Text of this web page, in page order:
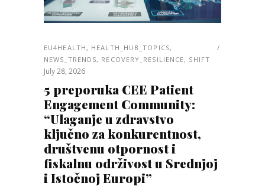
EU4HEALTH , HEALTH_HUB_TOPICS,
NEWS_TRENDS, RECOVERY_RESILIENCE, SHIFT
July 28, 2026
5 preporuka CEE Patient
Engagement Community:
“Ulaganje u zdravstvo
ključno za konkurentnost,
društvenu otpornost i
fiskalnu održivost u Srednjoj
i Istočnoj Europi”